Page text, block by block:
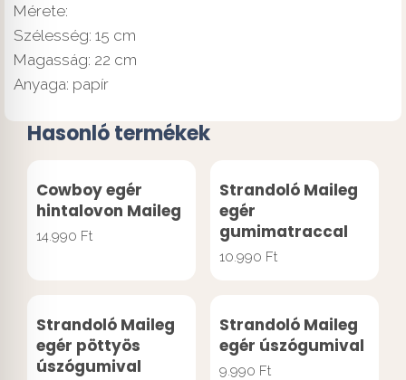
Mérete:
Szélesség: 15 cm
Magasság: 22 cm
Anyaga: papír
Hasonló termékek
Cowboy egér
hintalovon Maileg
14.990 Ft
Strandoló Maileg
egér
gumimatraccal
10.990 Ft
Strandoló Maileg
egér pöttyös
úszógumival
Strandoló Maileg
egér úszógumival
9.990 Ft